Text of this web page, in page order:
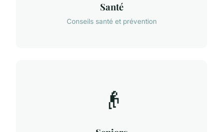
Santé
Conseils santé et prévention
👴